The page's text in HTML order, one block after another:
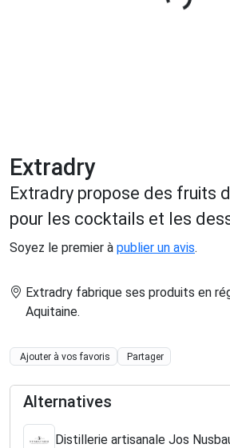
Chargement...
Extradry
Extradry propose des fruits
pour les cocktails et les
Soyez le premier à publier un avis.
Extradry fabrique ses produits en
Aquitaine.
Ajouter à vos favoris Partager
Alternatives
Distillerie artisanale Jos